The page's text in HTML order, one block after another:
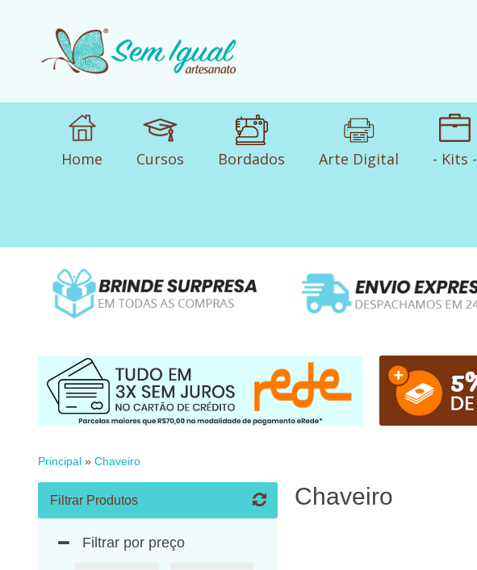
Home Cursos Bordados Arte Digital - Kits -
Principal » Chaveiro
Filtrar Produtos
Filtrar por preço
Chaveiro